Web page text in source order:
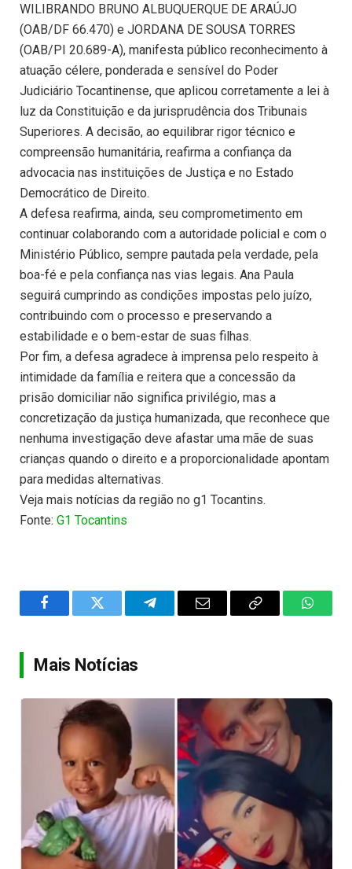
WILIBRANDO BRUNO ALBUQUERQUE DE ARAÚJO
(OAB/DF 66.470) e JORDANA DE SOUSA TORRES
(OAB/PI 20.689-A), manifesta público reconhecimento à
atuação célere, ponderada e sensível do Poder
Judiciário Tocantinense, que aplicou corretamente a lei à
luz da Constituição e da jurisprudência dos Tribunais
Superiores. A decisão, ao equilibrar rigor técnico e
compreensão humanitária, reafirma a confiança da
advocacia nas instituições de Justiça e no Estado
Democrático de Direito.
A defesa reafirma, ainda, seu comprometimento em
continuar colaborando com a autoridade policial e com o
Ministério Público, sempre pautada pela verdade, pela
boa-fé e pela confiança nas vias legais. Ana Paula
seguirá cumprindo as condições impostas pelo juízo,
contribuindo com o processo e preservando a
estabilidade e o bem-estar de suas filhas.
Por fim, a defesa agradece à imprensa pelo respeito à
intimidade da família e reitera que a concessão da
prisão domiciliar não significa privilégio, mas a
concretização da justiça humanizada, que reconhece que
nenhuma investigação deve afastar uma mãe de suas
crianças quando o direito e a proporcionalidade apontam
para medidas alternativas.
Veja mais notícias da região no g1 Tocantins.
Fonte: G1 Tocantins
FacebookTwitter TelegramEmail
Copy
Mais Notícias